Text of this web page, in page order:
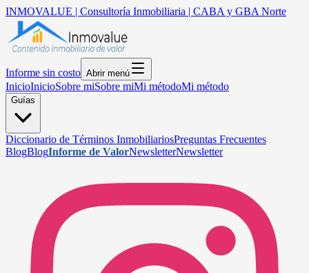
INMOVALUE | Consultoría Inmobiliaria | CABA y GBA Norte
Informe sin costo Abrir menú
InicioInicioSobre miSobre miMi métodoMi método
Guías
Diccionario de Términos InmobiliariosPreguntas Frecuentes
BlogBlogInforme de ValorNewsletterNewsletter